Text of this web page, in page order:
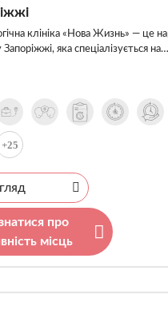
клініка «Нова Жизнь» — це
Запоріжжі, яка спеціалізується на…
+25
про
місць